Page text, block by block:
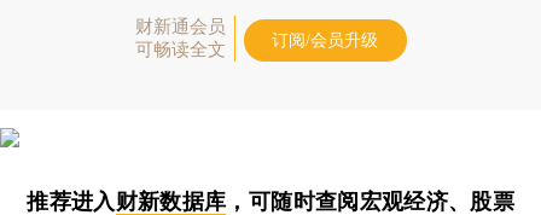
财新通会员
可畅读全文
订阅/会员升级
推荐进入财新数据库 ，可随时查阅宏观经济、股票